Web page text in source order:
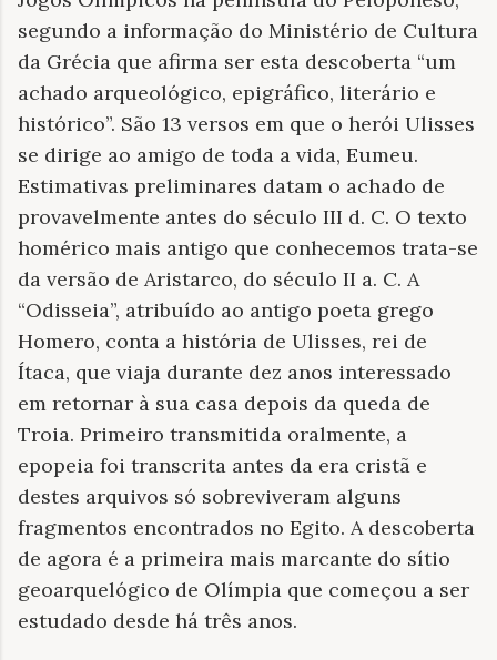
segundo a informação do Ministério de Cultura
da Grécia que afirma ser esta descoberta “um
achado arqueológico, epigráfico, literário e
histórico”. São 13 versos em que o herói Ulisses
se dirige ao amigo de toda a vida, Eumeu.
Estimativas preliminares datam o achado de
provavelmente antes do século III d. C. O texto
homérico mais antigo que conhecemos trata-se
da versão de Aristarco, do século II a. C. A
“Odisseia”, atribuído ao antigo poeta grego
Homero, conta a história de Ulisses, rei de
Ítaca, que viaja durante dez anos interessado
em retornar à sua casa depois da queda de
Troia. Primeiro transmitida oralmente, a
epopeia foi transcrita antes da era cristã e
destes arquivos só sobreviveram alguns
fragmentos encontrados no Egito. A descoberta
de agora é a primeira mais marcante do sítio
geoarquelógico de Olímpia que começou a ser
estudado desde há três anos.